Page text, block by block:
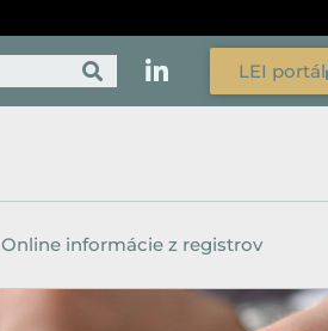
LEI portál
Online informácie z registrov